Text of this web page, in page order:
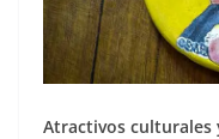
Atractivos